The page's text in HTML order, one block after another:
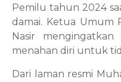
Pemilu tahun 2024
damai. Ketua Umum
Nasir
menahan diri untuk
Dari laman resmi